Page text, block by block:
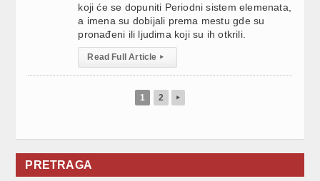
koji će se dopuniti Periodni sistem elemenata,
a imena su dobijali prema mestu gde su
pronađeni ili ljudima koji su ih otkrili.
Read Full Article ▸
1 2 ▸
PRETRAGA